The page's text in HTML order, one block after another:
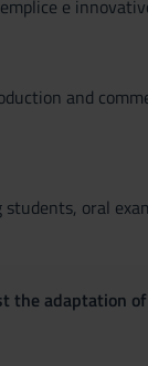
e
and
oral
the adaptation